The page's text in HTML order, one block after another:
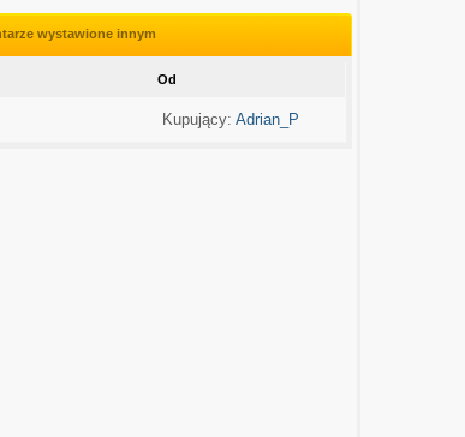
wystawione innym
Od
Kupujący:Adrian_P